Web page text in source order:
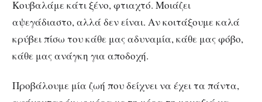
Κουβαλάμε κάτι ξένο, φτιαχτό. Μοιάζει
αψεγάδιαστο, αλλά δεν είναι. Αν κοιτάξουμε καλά
κρύβει πίσω του κάθε μας αδυναμία, κάθε μας φόβο,
κάθε μας ανάγκη για αποδοχή.
Προβάλουμε μία ζωή που δείχνει να έχει τα πάντα,